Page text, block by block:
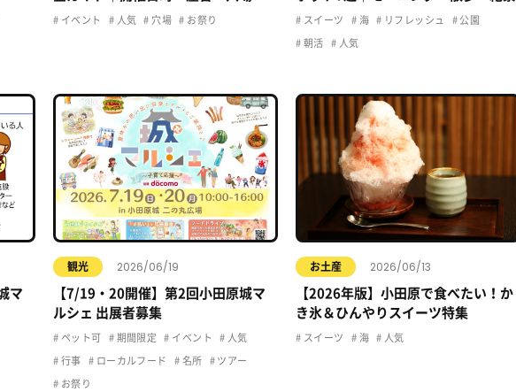
駐車場・アクセス情報まとめ
イベント 人気 穴場 お祭り スイーツ 海 リフレッシュ 公園
朝活 人気
マ
観光 2026/06/19
【7/19・20開催】第2回小田原城マ
ルシェ 出展者募集
ペット可 期間限定 イベント 人気
行事 ローカルフード 名所 ツアー
お祭り
お土産 2026/06/13
【2026年版】小田原で食べたい！か
き氷＆ひんやりスイーツ特集
スイーツ 海 人気